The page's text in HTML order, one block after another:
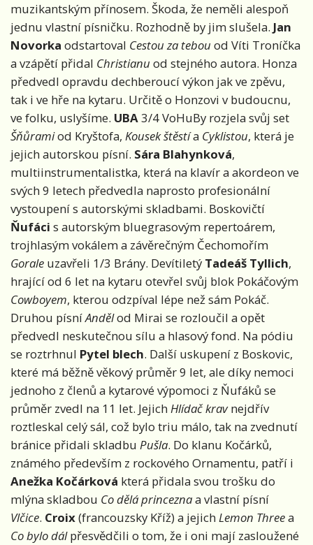
muzikantským přínosem. Škoda, že neměli alespoň
jednu vlastní písničku. Rozhodně by jim slušela. Jan
Novorka odstartoval Cestou za tebou od Víti Troníčka
a vzápětí přidal Christianu od stejného autora. Honza
předvedl opravdu dechberoucí výkon jak ve zpěvu,
tak i ve hře na kytaru. Určitě o Honzovi v budoucnu,
ve folku, uslyšíme. UBA3/4 VoHuBy rozjela svůj set
Šňůramiod Kryštofa, Kousek štěstía Cyklistou, která je
jejich autorskou písní. Sára Blahynková,
multiinstrumentalistka, která na klavír a akordeon ve
svých 9 letech předvedla naprosto profesionální
vystoupení s autorskými skladbami. Boskovičtí
Ňufáci s autorským bluegrasovým repertoárem,
trojhlasým vokálem a závěrečným Čechomořím
Gorale uzavřeli 1/3 Brány. Devítiletý Tadeáš Tyllich,
hrající od 6 let na kytaru otevřel svůj blok Pokáčovým
Cowboyem, kterou odzpíval lépe než sám Pokáč.
Druhou písníAndělod Mirai se rozloučil a opět
předvedl neskutečnou sílu a hlasový fond. Na pódiu
se roztrhnul Pytel blech. Další uskupení z Boskovic,
které má běžně věkový průměr 9 let, ale díky nemoci
jednoho z členů a kytarové výpomoci z Ňufáků se
průměr zvedl na 11 let. JejichHlídač kravnejdřív
roztleskal celý sál, což bylo triu málo, tak na zvednutí
bránice přidali skladbu Pušla. Do klanu Kočárků,
známého především z rockového Ornamentu, patří i
Anežka Kočárková která přidala svou trošku do
mlýna skladbou Co dělá princeznaa vlastní písní
Vlčice. Croix(francouzsky Kříž) a jejichLemon Threea
Co bylo dálpřesvědčili o tom, že i oni mají zasloužené